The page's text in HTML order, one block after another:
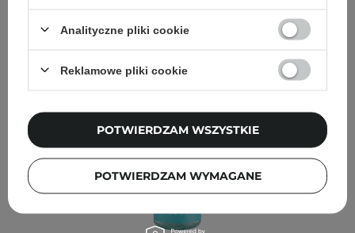
Analityczne pliki cookie
Reklamowe pliki cookie
POTWIERDZAM WYMAGANE
POTWIERDZAM WSZYSTKIE